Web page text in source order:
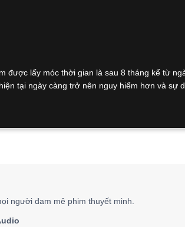
được lấy móc thời gian là sau 8 tháng kể từ
tại ngày càng trở nên nguy hiểm hơn và sự
người đam mê phim thuyết minh.